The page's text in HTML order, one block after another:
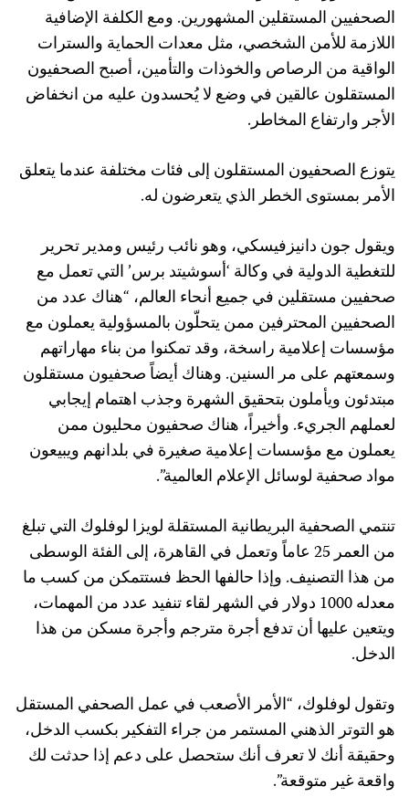
الصحفيين المستقلين المشهورين. ومع الكلفة الإضافية
اللازمة للأمن الشخصي، مثل معدات الحماية والسترات
الواقية من الرصاص والخوذات والتأمين، أصبح الصحفيون
المستقلون عالقين في وضع لا يُحسدون عليه من انخفاض
الأجر وارتفاع المخاطر.
يتوزع الصحفيون المستقلون إلى فئات مختلفة عندما يتعلق
الأمر بمستوى الخطر الذي يتعرضون له.
ويقول جون دانيزفيسكي، وهو نائب رئيس ومدير تحرير
للتغطية الدولية في وكالة ‘أسوشيتد برس’ التي تعمل مع
صحفيين مستقلين في جميع أنحاء العالم، “هناك عدد من
الصحفيين المحترفين ممن يتحلّون بالمسؤولية يعملون مع
مؤسسات إعلامية راسخة، وقد تمكنوا من بناء مهاراتهم
وسمعتهم على مر السنين. وهناك أيضاً صحفيون مستقلون
مبتدئون ويأملون بتحقيق الشهرة وجذب اهتمام إيجابي
لعملهم الجريء. وأخيراً، هناك صحفيون محليون ممن
يعملون مع مؤسسات إعلامية صغيرة في بلدانهم ويبيعون
مواد صحفية لوسائل الإعلام العالمية”.
تنتمي الصحفية البريطانية المستقلة لويزا لوفلوك التي تبلغ
من العمر 25 عاماً وتعمل في القاهرة، إلى الفئة الوسطى
من هذا التصنيف. وإذا حالفها الحظ فستتمكن من كسب ما
معدله 1000 دولار في الشهر لقاء تنفيد عدد من المهمات،
ويتعين عليها أن تدفع أجرة مترجم وأجرة مسكن من هذا
الدخل.
وتقول لوفلوك، “الأمر الأصعب في عمل الصحفي المستقل
هو التوتر الذهني المستمر من جراء التفكير بكسب الدخل،
وحقيقة أنك لا تعرف أنك ستحصل على دعم إذا حدثت لك
واقعة غير متوقعة”.